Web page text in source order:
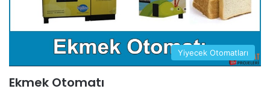
Yiyecek Otomatları
Ekmek Otomatı